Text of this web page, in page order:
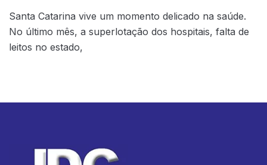
Santa Catarina vive um momento delicado na saúde.
No último mês, a superlotação dos hospitais, falta de
leitos no estado,